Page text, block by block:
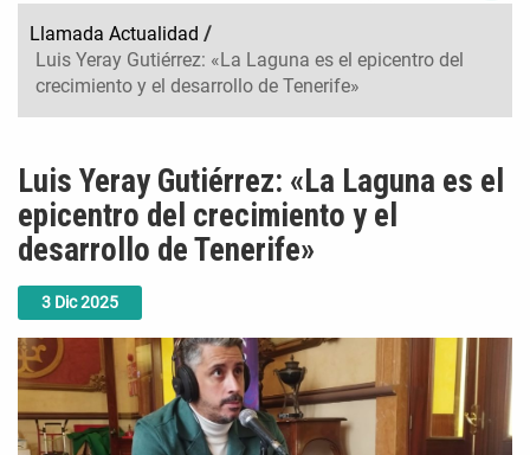
Llamada Actualidad /
Luis Yeray Gutiérrez: «La Laguna es el epicentro del
crecimiento y el desarrollo de Tenerife»
3 Dic2025
Luis Yeray Gutiérrez: «La Laguna es el
epicentro del crecimiento y el
desarrollo de Tenerife»